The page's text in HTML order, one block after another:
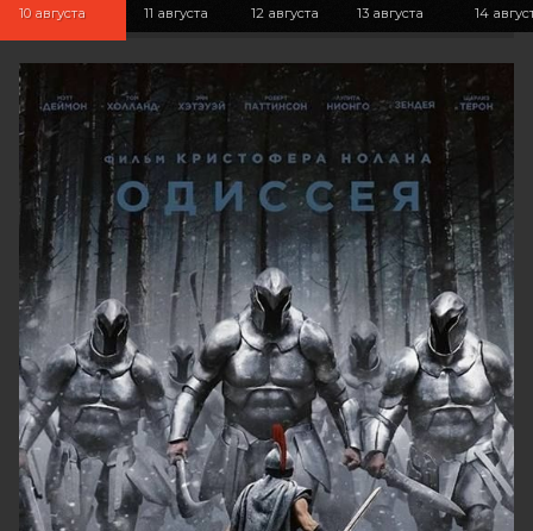
10 августа 11 августа 12 августа 13 августа 14